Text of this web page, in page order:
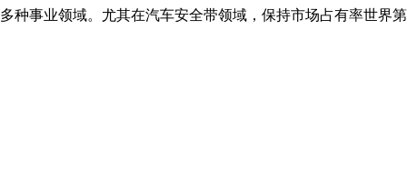
种事业领域。尤其在汽车安全带领域，保持市场占有率世界